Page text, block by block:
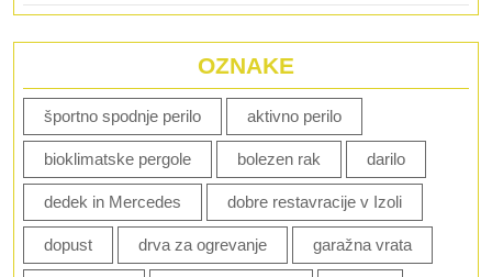
OZNAKE
športno spodnje perilo aktivno perilo
bioklimatske pergole bolezen rak darilo
dedek in Mercedes dobre restavracije v Izoli
dopust drva za ogrevanje garažna vrata